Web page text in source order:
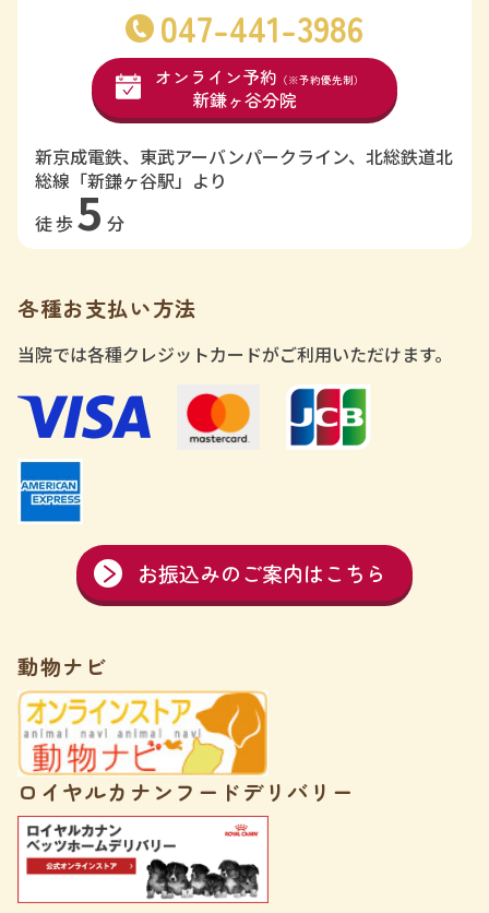
047-441-3986
オンライン予約 （※予約優先制）
新鎌ヶ谷分院
新京成電鉄、東武アーバンパークライン、北総鉄道北
総線「新鎌ヶ谷駅」より
徒歩5分
各種お支払い方法
当院では各種クレジットカードがご利用いただけます。
お振込みのご案内はこちら
動物ナビ
ロイヤルカナンフードデリバリー